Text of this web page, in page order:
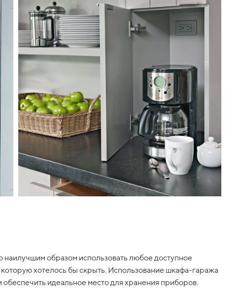
образом использовать любое доступное
которую хотелось бы скрыть. Использование шкафа-гаража
идеальное место для хранения приборов.